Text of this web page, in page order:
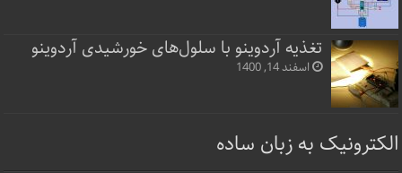
تغذیه آردوینو با سلول‌های خورشیدی آردوینو
اسفند 14, 1400
الکترونیک به زبان ساده